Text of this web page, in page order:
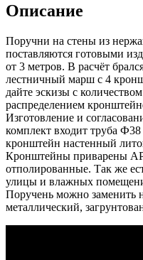
Описание
Поручни на стены из
поставляются готовыми
от 3 метров. В расчёт
лестничный марш с 4
дайте эскизы с
распределением
Изготовление и
комплект входит труба
кронштейн настенный
Кронштейны приварены
отполированные. Так же
улицы и влажных
Поручень можно заменить
металлический,